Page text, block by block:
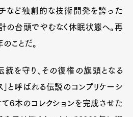
など独創的な技術開発を誇った
の台頭でやむなく休眠状態へ。再
ことだ。
を守り、その復権の旗頭となる
」と呼ばれる伝説のコンプリケーシ
て6本のコレクションを完成させた